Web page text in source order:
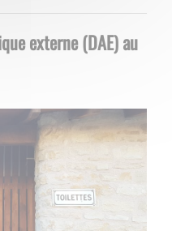
externe (DAE) au